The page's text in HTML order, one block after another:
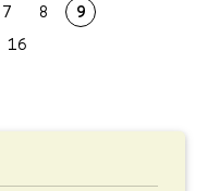
7 8
9
16